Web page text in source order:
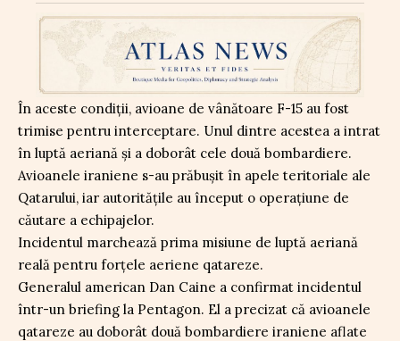
În aceste condiții, avioane de vânătoare F-15 au fost
trimise pentru interceptare. Unul dintre acestea a intrat
în luptă aeriană și a doborât cele două bombardiere.
Avioanele iraniene s-au prăbușit în apele teritoriale ale
Qatarului, iar autoritățile au început o operațiune de
căutare a echipajelor.
Incidentul marchează prima misiune de luptă aeriană
reală pentru forțele aeriene qatareze.
Generalul american Dan Caine a confirmat incidentul
într-un briefing la Pentagon. El a precizat că avioanele
qatareze au doborât două bombardiere iraniene aflate